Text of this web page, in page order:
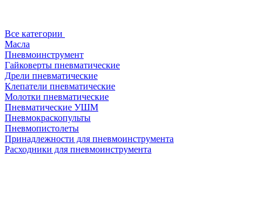
Все категории
Масла
Пневмоинструмент
Гайковерты пневматические
Дрели пневматические
Клепатели пневматические
Молотки пневматические
Пневматические УШМ
Пневмокраскопульты
Пневмопистолеты
Принадлежности для пневмоинструмента
Расходники для пневмоинструмента